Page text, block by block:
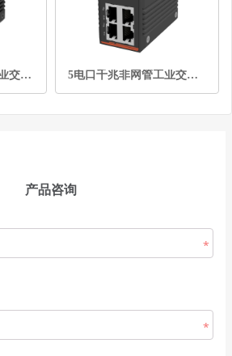
1光2电千兆非网管工业交换机 5电口千兆非网管工业交换机
产品咨询